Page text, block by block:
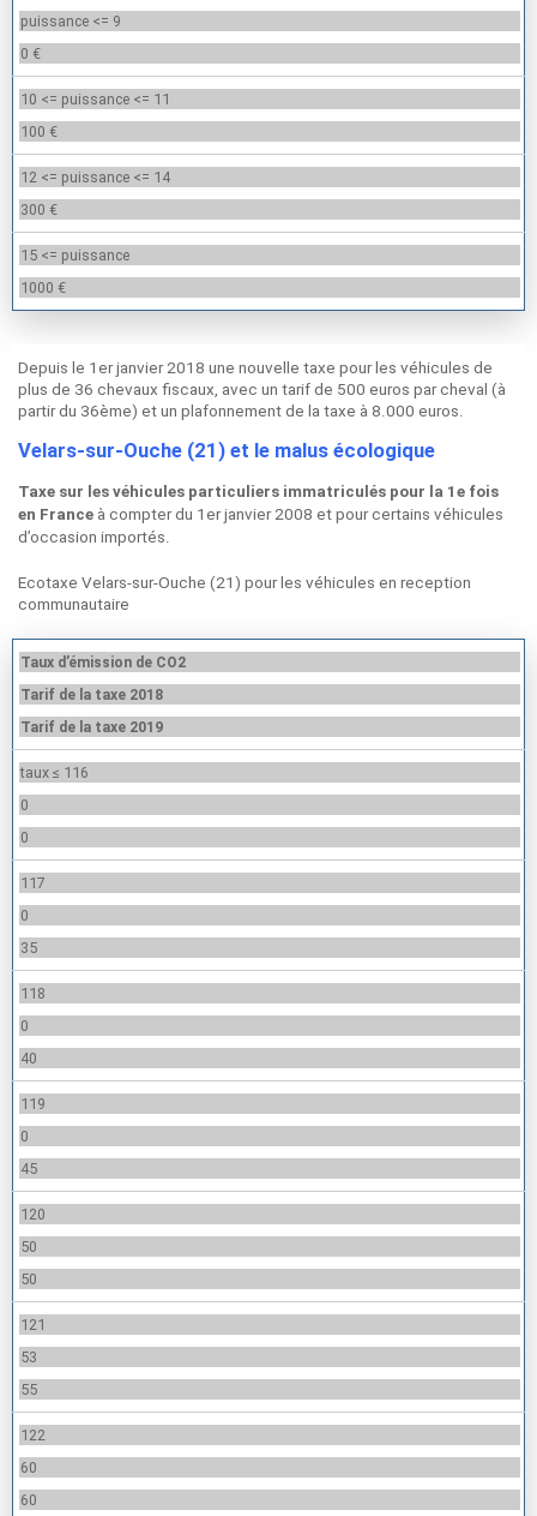
puissance <= 9
0 €
10 <= puissance <= 11
100 €
12 <= puissance <= 14
300 €
15 <= puissance
1000 €
Depuis le 1er janvier 2018 une nouvelle taxe pour les véhicules de
plus de 36 chevaux fiscaux, avec un tarif de 500 euros par cheval (à
partir du 36ème) et un plafonnement de la taxe à 8.000 euros.
Velars-sur-Ouche (21) et le malus écologique
Taxe sur les véhicules particuliers immatriculés pour la 1e fois
en France à compter du 1er janvier 2008 et pour certains véhicules
d’occasion importés.
Ecotaxe Velars-sur-Ouche (21) pour les véhicules en reception
communautaire
Taux d’émission de CO2
Tarif de la taxe 2018
Tarif de la taxe 2019
taux ≤ 116
0
0
117
0
35
118
0
40
119
0
45
120
50
50
121
53
55
122
60
60